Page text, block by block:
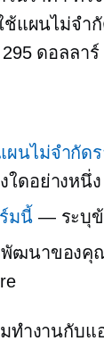
ช้แผนไม่จำ
ดอลลาร์
ผนไม่จำกัด
ใดอย่างหนึ่ง
มนี้— ระบุข้
ฒนาของคุ
มทำงานกับ